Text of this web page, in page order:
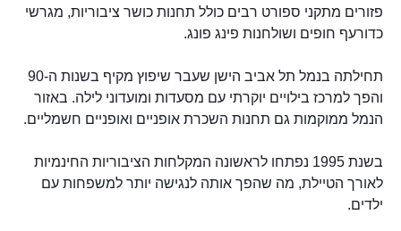
פזורים מתקני ספורט רבים כולל תחנות כושר ציבוריות, מגרשי
כדורעף חופים ושולחנות פינג פונג.
תחילתה בנמל תל אביב הישן שעבר שיפוץ מקיף בשנות ה-90
והפך למרכז בילויים יוקרתי עם מסעדות ומועדוני לילה. באזור
הנמל ממוקמות גם תחנות השכרת אופניים ואופניים חשמליים.
בשנת 1995 נפתחו לראשונה המקלחות הציבוריות החינמיות
לאורך הטיילת, מה שהפך אותה לנגישה יותר למשפחות עם
ילדים.